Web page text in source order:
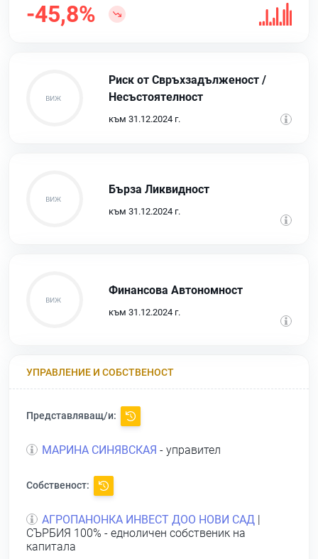
-45,8%
Риск от Свръхзадълженост /
Несъстоятелност
към 31.12.2024 г.
Бърза Ликвидност
към 31.12.2024 г.
Финансова Автономност
към 31.12.2024 г.
УПРАВЛЕНИЕ И СОБСТВЕНОСТ
Представляващ/и:
МАРИНА СИНЯВСКАЯ - управител
Собственост:
АГРОПАНОНКА ИНВЕСТ ДОО НОВИ САД
СЪРБИЯ 100% - едноличен собственик на
капитала